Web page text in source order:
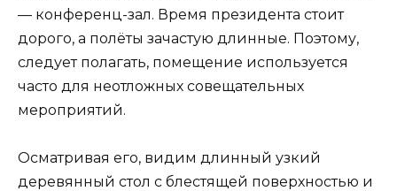
— конференц-зал. Время президента стоит
дорого, а полёты зачастую длинные. Поэтому,
следует полагать, помещение используется
часто для неотложных совещательных
мероприятий.
Осматривая его, видим длинный узкий
деревянный стол с блестящей поверхностью и